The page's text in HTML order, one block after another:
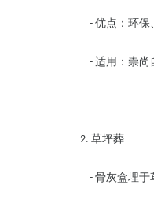
- 优点：环保
- 适用：崇尚
2. 草坪葬
- 骨灰盒埋于